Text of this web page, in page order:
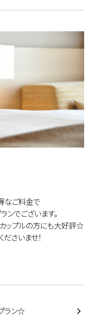
なご料金で
ンでございます。
カップルの方にも大好評☆
さいませ！
ラン☆